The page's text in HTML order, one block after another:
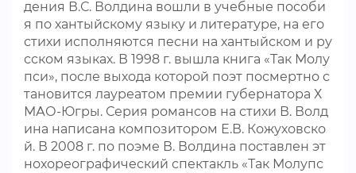
дения В.С. Волдина вошли в учебные пособи
я по хантыйскому языку и литературе, на его
стихи исполняются песни на хантыйском и ру
сском языках. В 1998 г. вышла книга «Так Молу
пси», после выхода которой поэт посмертно с
тановится лауреатом премии губернатора Х
МАО-Югры. Серия романсов на стихи В. Волд
ина написана композитором Е.В. Кожуховско
й. В 2008 г. по поэме В. Волдина поставлен эт
нохореографический спектакль «Так Молупс